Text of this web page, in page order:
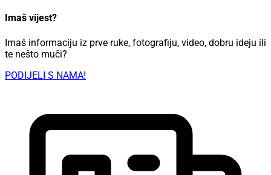
Imaš vijest?
Imaš informaciju iz prve ruke, fotografiju, video, dobru ideju ili
te nešto muči?
PODIJELI S NAMA!